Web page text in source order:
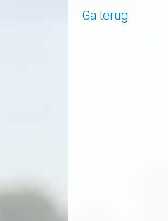
Ga terug